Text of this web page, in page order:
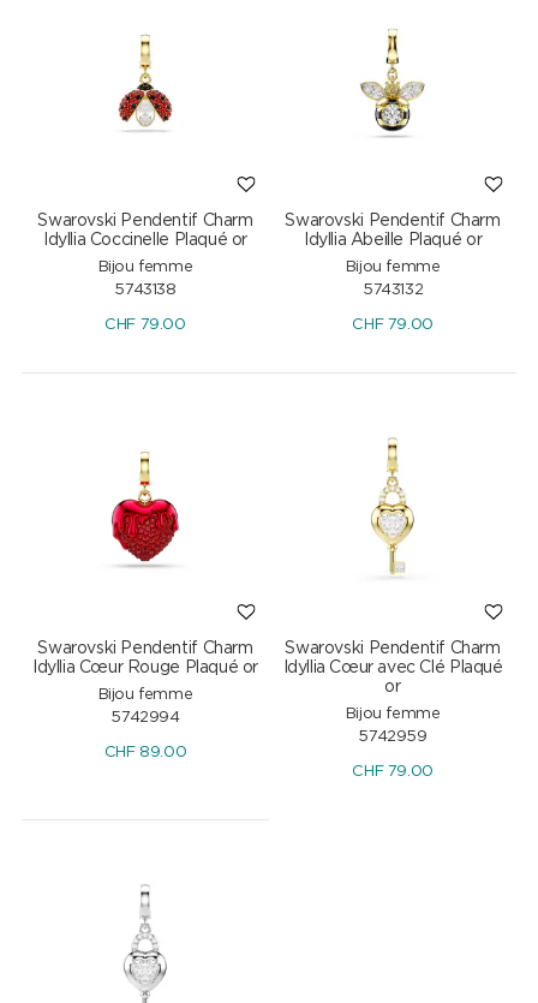
Swarovski Pendentif Charm
Idyllia Coccinelle Plaqué or
Bijou femme
5743138
CHF 79.00
Swarovski Pendentif Charm
Idyllia Abeille Plaqué or
Bijou femme
5743132
CHF79.00
Swarovski Pendentif Charm
Idyllia Cœur Rouge Plaqué or
Bijou femme
5742994
CHF89.00
Swarovski Pendentif Charm
Idyllia Cœur avec Clé Plaqué
or
Bijou femme
5742959
CHF79.00